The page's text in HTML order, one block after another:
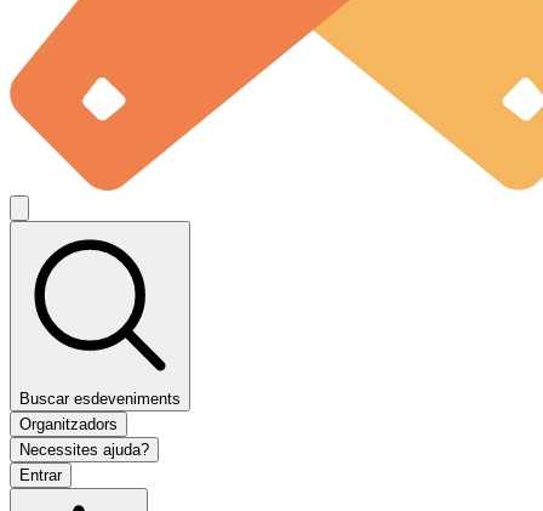
Buscar esdeveniments
Organitzadors
Necessites ajuda?
Entrar